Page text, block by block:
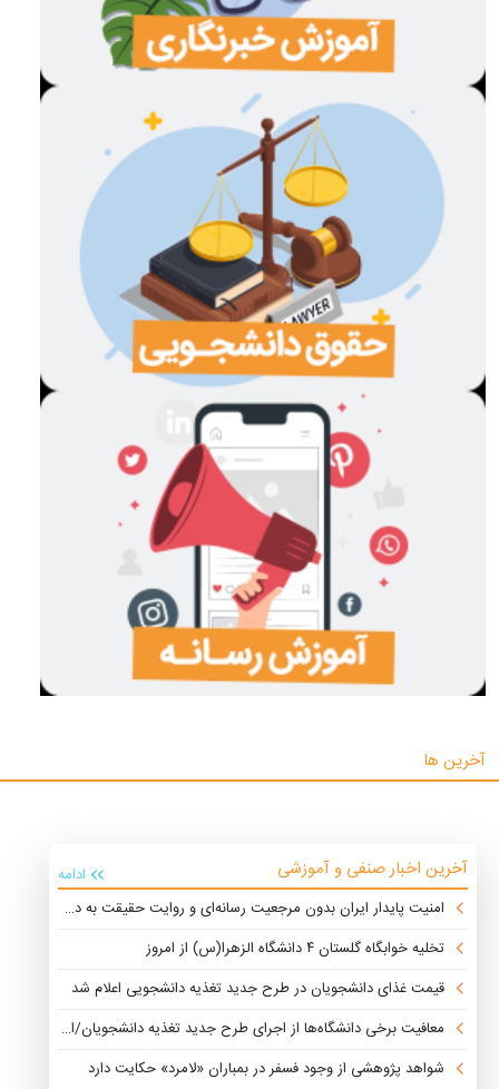
آخرین ها
آخرین اخبار صنفی و آموزشی
ادامه
امنیت پایدار ایران بدون مرجعیت رسانه‌ای و روایت حقیقت به دست نمی‌آید
تخلیه خوابگاه گلستان ۴ دانشگاه الزهرا(س) از امروز
قیمت غذای دانشجویان در طرح جدید تغذیه دانشجویی اعلام شد
معافیت برخی دانشگاه‌ها از اجرای طرح جدید تغذیه دانشجویان/اجرای طرح مرحله‌ای خواهد بود
شواهد پژوهشی از وجود فسفر در بمباران «لامرد» حکایت دارد